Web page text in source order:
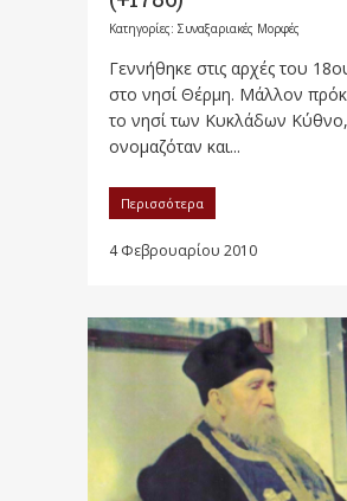
Κατηγορίες: Συναξαριακές Μορφές
Γεννήθηκε στις αρχές του
στο νησί Θέρμη. Μάλλον
το νησί των Κυκλάδων
ονομαζόταν και...
Περισσότερα
4 Φεβρουαρίου 2010